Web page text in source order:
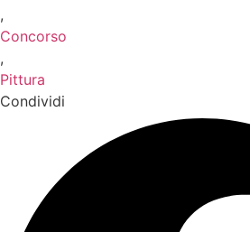
,
Concorso
,
Pittura
Condividi